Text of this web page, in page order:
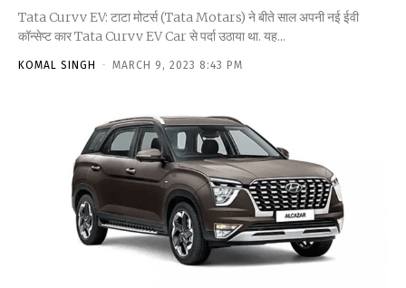
Tata Curvv EV: टाटा मोटर्स (Tata Motars) ने बीते साल अपनी नई ईवी
कॉन्सेप्ट कार Tata Curvv EV Car से पर्दा उठाया था. यह...
KOMAL SINGH - MARCH 9, 2023 8:43 PM